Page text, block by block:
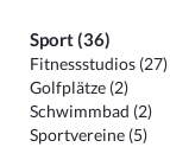
Sport (36)
Fitnessstudios (27)
Golfplätze (2)
Schwimmbad (2)
Sportvereine (5)